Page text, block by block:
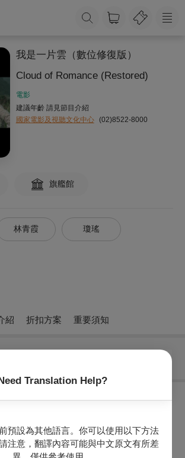
Translation Help?
預設為其他語言。你可以使用以下方法
注意，翻譯內容可能與中文原文有所差
我是一片雲（數位修復版）
Cloud of Romance (Restored)
電影
建議年齡 請見節目介紹
國家電影及視聽文化中心 (02)8522-8000
旗艦館
林青霞 瓊瑤
紹 折扣方案 重要須知